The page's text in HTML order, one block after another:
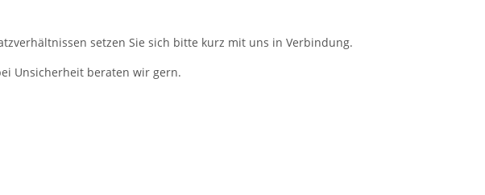
setzen Sie sich bitte kurz mit uns in Verbindung.
Unsicherheit beraten wir gern.